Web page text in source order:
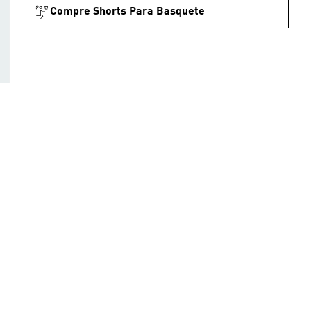
Compre Shorts Para Basquete